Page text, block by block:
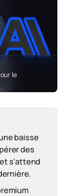
le
baisse
des
s’attend